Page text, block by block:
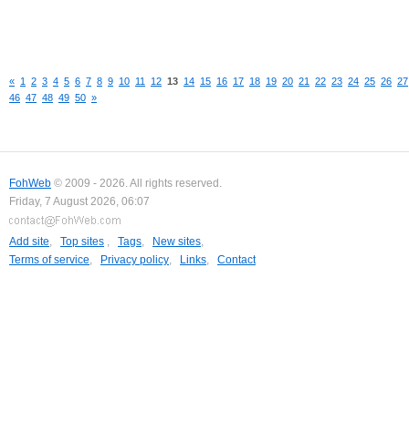
« 1 2 3 4 5 6 7 8 9 10 11 12 13 14 15 16 17 18 19 20 21 22 23 24 25 26 27
46 47 48 49 50 »
FohWeb © 2009 - 2026. All rights reserved.
Friday, 7 August 2026, 06:07
Add site, Top sites , Tags, New sites,
Terms of service, Privacy policy, Links, Contact